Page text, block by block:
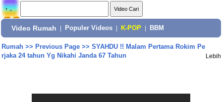
Video Rumah Populer Videos K-POP BBM
Rumah>> Previous Page>> SYAHDU !! Malam Pertama Rokim Pe
rjaka 24 tahun Yg Nikahi Janda 67 Tahun
Lebih